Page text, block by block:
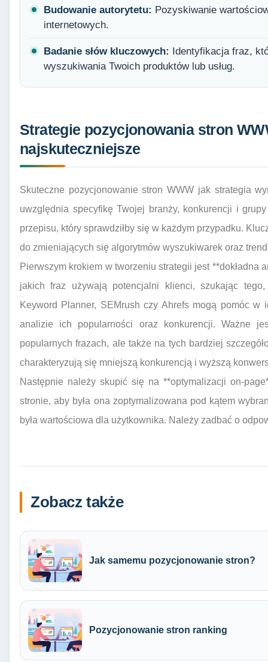
Budowanie autorytetu: Pozyskiwanie
internetowych.
Badanie słów kluczowych: Identyfikacja fraz,
wyszukiwania Twoich produktów lub usług.
Strategie pozycjonowania stron
najskuteczniejsze
Skuteczne pozycjonowanie stron WWW jak strategia
uwzględnia specyfikę Twojej branży, konkurencji i
przepisu, który sprawdziłby się w każdym przypadku.
do zmieniających się algorytmów wyszukiwarek oraz
Pierwszym krokiem w tworzeniu strategii jest **dokładna
jakich fraz używają potencjalni klienci, szukając
Keyword Planner, SEMrush czy Ahrefs mogą pomóc w
analizie ich popularności oraz konkurencji. Ważne
popularnych frazach, ale także na tych bardziej
charakteryzują się mniejszą konkurencją i wyższą
Następnie należy skupić się na **optymalizacji on-
stronie, aby była ona zoptymalizowana pod kątem
była wartościowa dla użytkownika. Należy zadbać o
Zobacz także
Jak samemu pozycjonowanie stron?
Pozycjonowanie stron ranking